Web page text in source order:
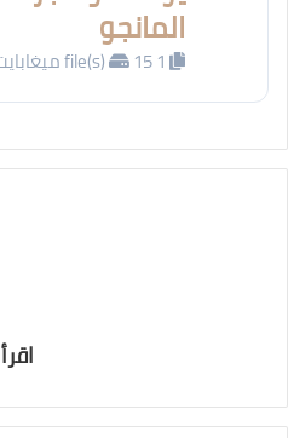
المانجو
15 ميغابايت
اقرأ